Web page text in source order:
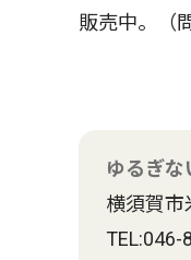
販売中。（
ゆるぎ
横須賀
TEL:046-